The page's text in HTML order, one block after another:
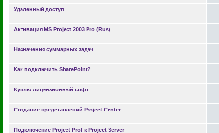
Удаленный доступ
Активация MS Project 2003 Pro (Rus)
Назначения суммарных задач
Как подключить SharePoint?
Куплю лицензионный софт
Создание представлений Project Center
Подключение Project Prof к Project Server